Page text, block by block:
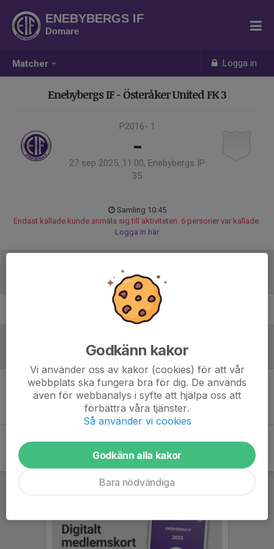
Matcher Logga in
ENEBYBERGS IF
Domare
Enebybergs IF - Österåker United FK 3
P2016- 1
-
27 sep 2025, 11:00, Enebybergs IP
35
Samling 10:45
Endast kallade kunde anmäla sig till aktiviteten. 6 personer var kallade.
Logga in här
Inget referat skrivet
Godkänn kakor
Vi använder oss av kakor (cookies) för att vår
webbplats ska fungera bra för dig. De används
även för webbanalys i syfte att hjälpa oss att
förbättra våra tjänster.
Så använder vi cookies
Godkänn alla kakor
Bara nödvändiga